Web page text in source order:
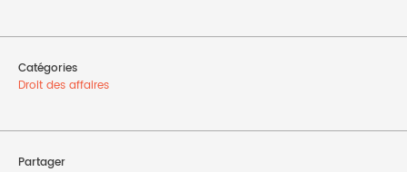
Catégories
Droit des affaires
Partager